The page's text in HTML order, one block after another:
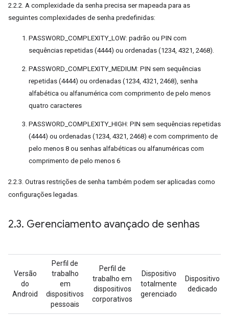
2.2.2. A complexidade da senha precisa ser mapeada para as
seguintes complexidades de senha predefinidas:
PASSWORD_COMPLEXITY_LOW: padrão ou PIN com
sequências repetidas (4444) ou ordenadas (1234, 4321, 2468).
PASSWORD_COMPLEXITY_MEDIUM: PIN sem sequências
repetidas (4444) ou ordenadas (1234, 4321, 2468), senha
alfabética ou alfanumérica com comprimento de pelo menos
quatro caracteres
PASSWORD_COMPLEXITY_HIGH: PIN sem sequências repetidas
(4444) ou ordenadas (1234, 4321, 2468) e com comprimento de
pelo menos 8 ou senhas alfabéticas ou alfanuméricas com
comprimento de pelo menos 6
2.2.3. Outras restrições de senha também podem ser aplicadas como
configurações legadas.
2.3. Gerenciamento avançado de senhas
Versão
do
Android
Perfil de
trabalho
em
dispositivos
pessoais
Perfil de
trabalho em
dispositivos
corporativos
Dispositivo
totalmente
gerenciado
Dispositivo
dedicado